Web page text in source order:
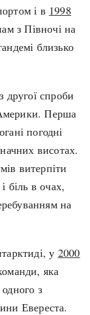
і в 1998
з Півночі на
близько
спроби
Перша
погодні
висотах.
витерпіти
біль в очах,
на
у 2000
яка
з
Евереста.